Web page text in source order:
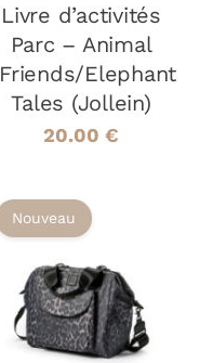
Livre d’activités
Parc – Animal
Friends/Elephant
Tales (Jollein)
20.00 €
AJOUTER AU
PANIER
/
DÉTAILS
Nouveau